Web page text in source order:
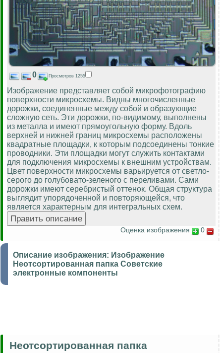
0 Просмотров 1255
Изображение представляет собой микрофотографию
поверхности микросхемы. Видны многочисленные
дорожки, соединенные между собой и образующие
сложную сеть. Эти дорожки, по-видимому, выполнены
из металла и имеют прямоугольную форму. Вдоль
верхней и нижней границ микросхемы расположены
квадратные площадки, к которым подсоединены тонкие
проводники. Эти площадки могут служить контактами
для подключения микросхемы к внешним устройствам.
Цвет поверхности микросхемы варьируется от светло-
серого до голубовато-зеленого с переливами. Сами
дорожки имеют серебристый оттенок. Общая структура
выглядит упорядоченной и повторяющейся, что
является характерным для интегральных схем.
Оценка изображения 0
Описание изображения: Изображение
Неотсортированная папка Советские
электронные компоненты
Неотсортированная папка